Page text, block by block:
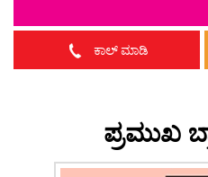
ಕಾಲ್ ಮಾಡಿ
ಪ್ರಮುಖ